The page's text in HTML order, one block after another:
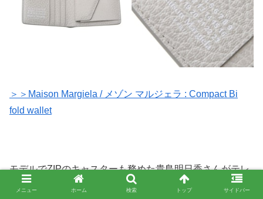
＞＞Maison Margiela / メゾン マルジェラ : Compact Bi
fold wallet
モデルでZIPのキャスターも務めた貴島明日香さんがテレ
ビ番組「バックステージ」で愛用のマルジェラの財布を公
メニュー ホーム 検索 トップ サイドバー